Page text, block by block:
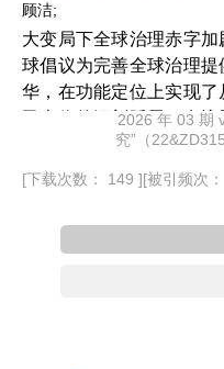
合理的生态治理新规则贡
顾洁;
大变局下全球治理赤字
球倡议为完善全球治理
华，在功能定位上实现
民本位的深刻延展，在
治理倡议的国际传播，
演进视角，系统梳理三
础上形成全球治理倡议
重构传播主体格局，以
为推动全球治理倡议广
2026 年 03 期
究”（
[下载次数： 149 ][被引频次